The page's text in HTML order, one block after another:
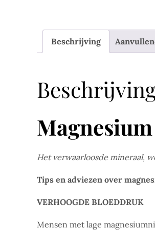
Beschrijving
Magnesium
Het verwaarloosde mineraal,
Tips en adviezen over
VERHOOGDE BLOEDDRUK
Mensen met lage